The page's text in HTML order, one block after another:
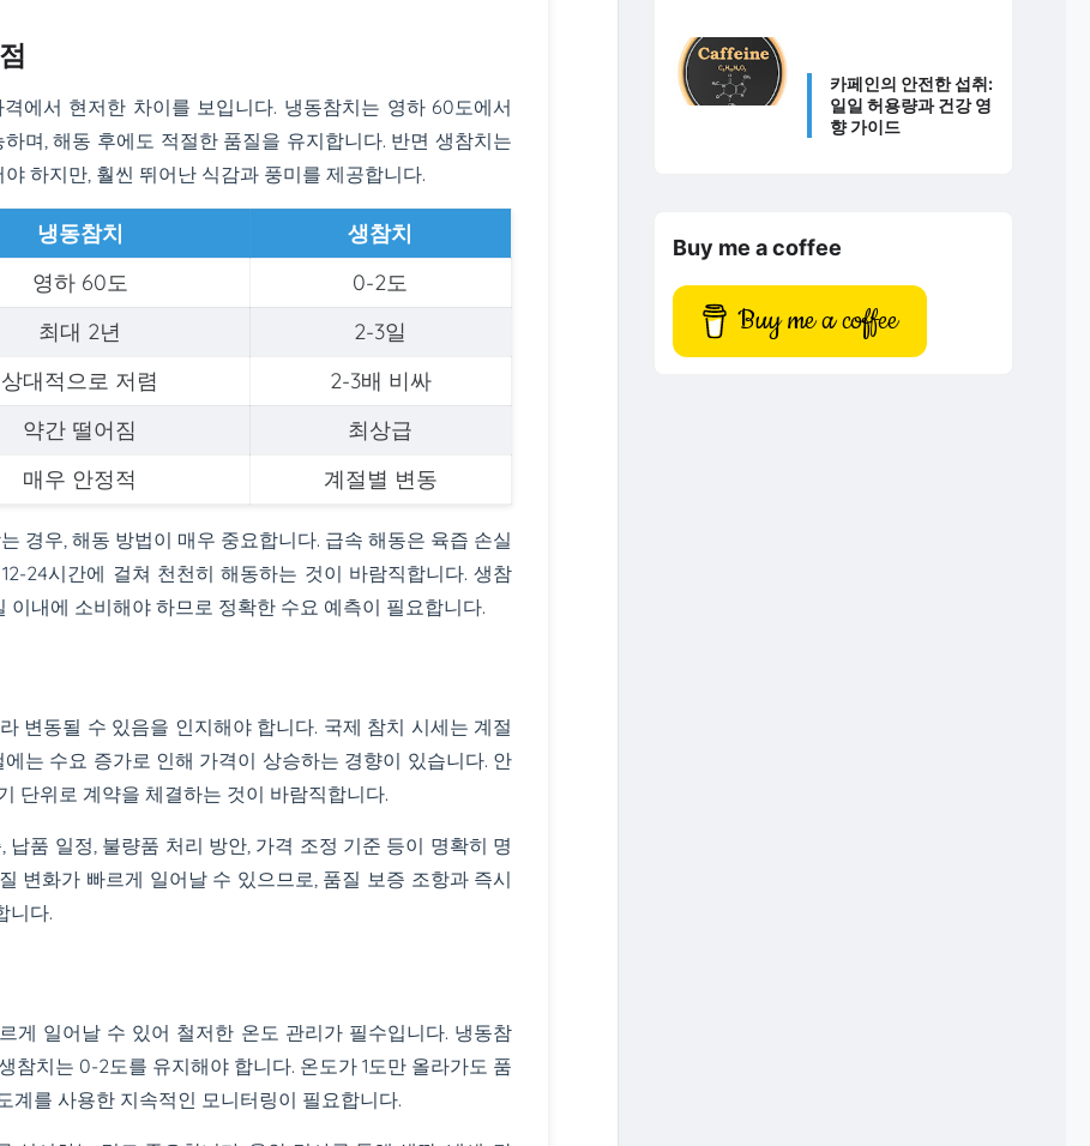
에서 현저한 차이를 보입니다. 냉동참치는 영하 60도에서
며, 해동 후에도 적절한 품질을 유지합니다. 반면 생참치는
하지만, 훨씬 뛰어난 식감과 풍미를 제공합니다.
냉동참치
생참치
영하 60도
0-2도
최대 2년
2-3일
상대적으로 저렴
2-3배 비싸
약간 떨어짐
최상급
매우 안정적 계절별 변동
경우, 해동 방법이 매우 중요합니다. 급속 해동은 육즙 손실
24시간에 걸쳐 천천히 해동하는 것이 바람직합니다. 생참
내에 소비해야 하므로 정확한 수요 예측이 필요합니다.
변동될 수 있음을 인지해야 합니다. 국제 참치 시세는 계절
는 수요 증가로 인해 가격이 상승하는 경향이 있습니다. 안
단위로 계약을 체결하는 것이 바람직합니다.
품 일정, 불량품 처리 방안, 가격 조정 기준 등이 명확히 명
변화가 빠르게 일어날 수 있으므로, 품질 보증 조항과 즉시
니다.
게 일어날 수 있어 철저한 온도 관리가 필수입니다. 냉동참
참치는 0-2도를 유지해야 합니다. 온도가 1도만 올라가도 품
계를 사용한 지속적인 모니터링이 필요합니다.
카페인의 안전한 섭취:
일일 허용량과 건강 영
향 가이드
Buy me a coffee
Buy me a coffee